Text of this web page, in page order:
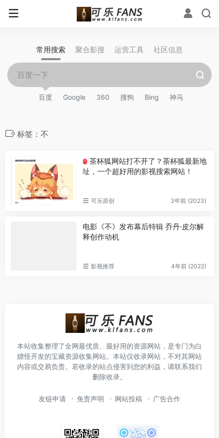
常用搜索 聚合影搜 运营工具 社区信息
百度 Google 360 搜狗 Bing 神马
标签：不
T
茶杯狐网站打不开了？茶杯狐最新地
址，一个超好用的影视搜索网站！
可乐原创 3年前 (2023)
电影《不》发布幕后特辑 乔丹·皮尔解
释创作动机
影视推荐 4年前 (2022)
本站收集整理了全网最优质、最好用的资源网站，是专门为白
嫖怪开发的宝藏资源收集网站。本站仅收录网站，不对其网站
内容或交易负责。若收录的站点侵害到您的利益，请联系我们
删除收录。
友链申请 免责声明 网站投稿 广告合作